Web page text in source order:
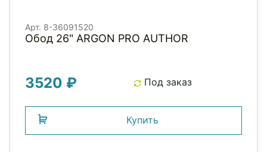
Арт. 8-36091520
Обод 26" ARGON PRO AUTHOR
3520 ₽ Под заказ
Купить